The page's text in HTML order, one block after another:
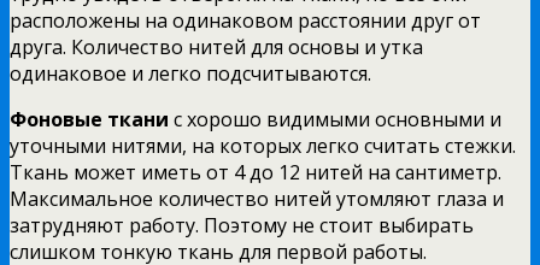
расположены на одинаковом расстоянии друг от
друга. Количество нитей для основы и утка
одинаковое и легко подсчитываются.
Фоновые ткани с хорошо видимыми основными и
уточными нитями, на которых легко считать стежки.
Ткань может иметь от 4 до 12 нитей на сантиметр.
Максимальное количество нитей утомляют глаза и
затрудняют работу. Поэтому не стоит выбирать
слишком тонкую ткань для первой работы.